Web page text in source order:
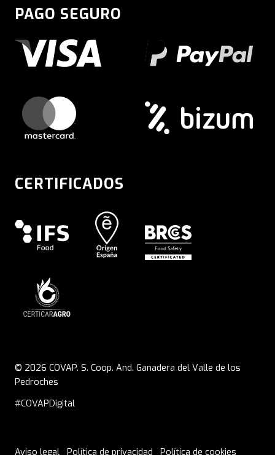
PAGO SEGURO
CERTIFICADOS
© 2026 COVAP. S. Coop. And. Ganadera del Valle de los
Pedroches
#COVAPDigital
Aviso legal Política de privacidad Política de cookies